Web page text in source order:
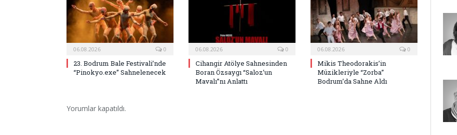
06.08.2026 0
23. Bodrum Bale Festivali’nde
“Pinokyo.exe” Sahnelenecek
06.08.2026 0
Cihangir Atölye Sahnesinden
Boran Özsaygı “Saloz’un
Mavalı”nı Anlattı
06.08.2026 0
Mikis Theodorakis’in
Müzikleriyle “Zorba”
Bodrum’da Sahne Aldı
Yorumlar kapatıldı.